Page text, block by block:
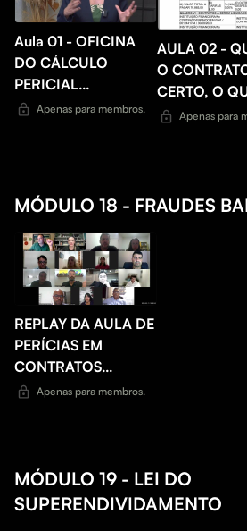
Aula 01 - OFICINA
DO CÁLCULO
PERICIAL
BANCÁRIO
Apenas para membros.
AULA 02 -
O
CERTO, O
FAZER?
Apenas para
MÓDULO 18 - FRAUDES
REPLAY DA AULA DE
PERÍCIAS EM
CONTRATOS
DIGITAIS + 1 HORA
Apenas para membros.
MÓDULO 19 - LEI DO
SUPERENDIVIDAMENTO